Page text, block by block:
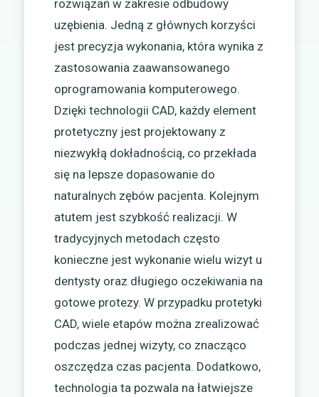
rozwiązań w zakresie odbudowy
uzębienia. Jedną z głównych korzyści
jest precyzja wykonania, która wynika z
zastosowania zaawansowanego
oprogramowania komputerowego.
Dzięki technologii CAD, każdy element
protetyczny jest projektowany z
niezwykłą dokładnością, co przekłada
się na lepsze dopasowanie do
naturalnych zębów pacjenta. Kolejnym
atutem jest szybkość realizacji. W
tradycyjnych metodach często
konieczne jest wykonanie wielu wizyt u
dentysty oraz długiego oczekiwania na
gotowe protezy. W przypadku protetyki
CAD, wiele etapów można zrealizować
podczas jednej wizyty, co znacząco
oszczędza czas pacjenta. Dodatkowo,
technologia ta pozwala na łatwiejsze